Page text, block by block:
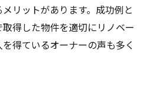
リットがあります。成功例と
得した物件を適切にリノベー
得ているオーナーの声も多く